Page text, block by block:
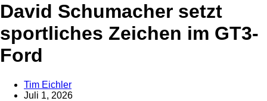
David Schumacher setzt
sportliches Zeichen im GT3-
Ford
Tim Eichler
Juli 1, 2026